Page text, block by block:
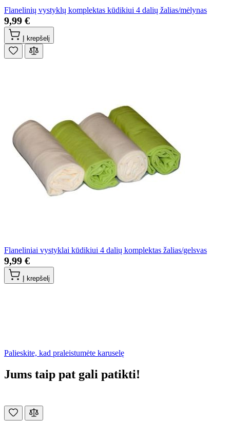
Flanelinių vystyklų komplektas kūdikiui 4 dalių žalias/mėlynas
9,99 €
Į krepšelį
Flaneliniai vystyklai kūdikiui 4 dalių komplektas žalias/gelsvas
9,99 €
Į krepšelį
Palieskite, kad praleistumėte karuselę
Jums taip pat gali patikti!